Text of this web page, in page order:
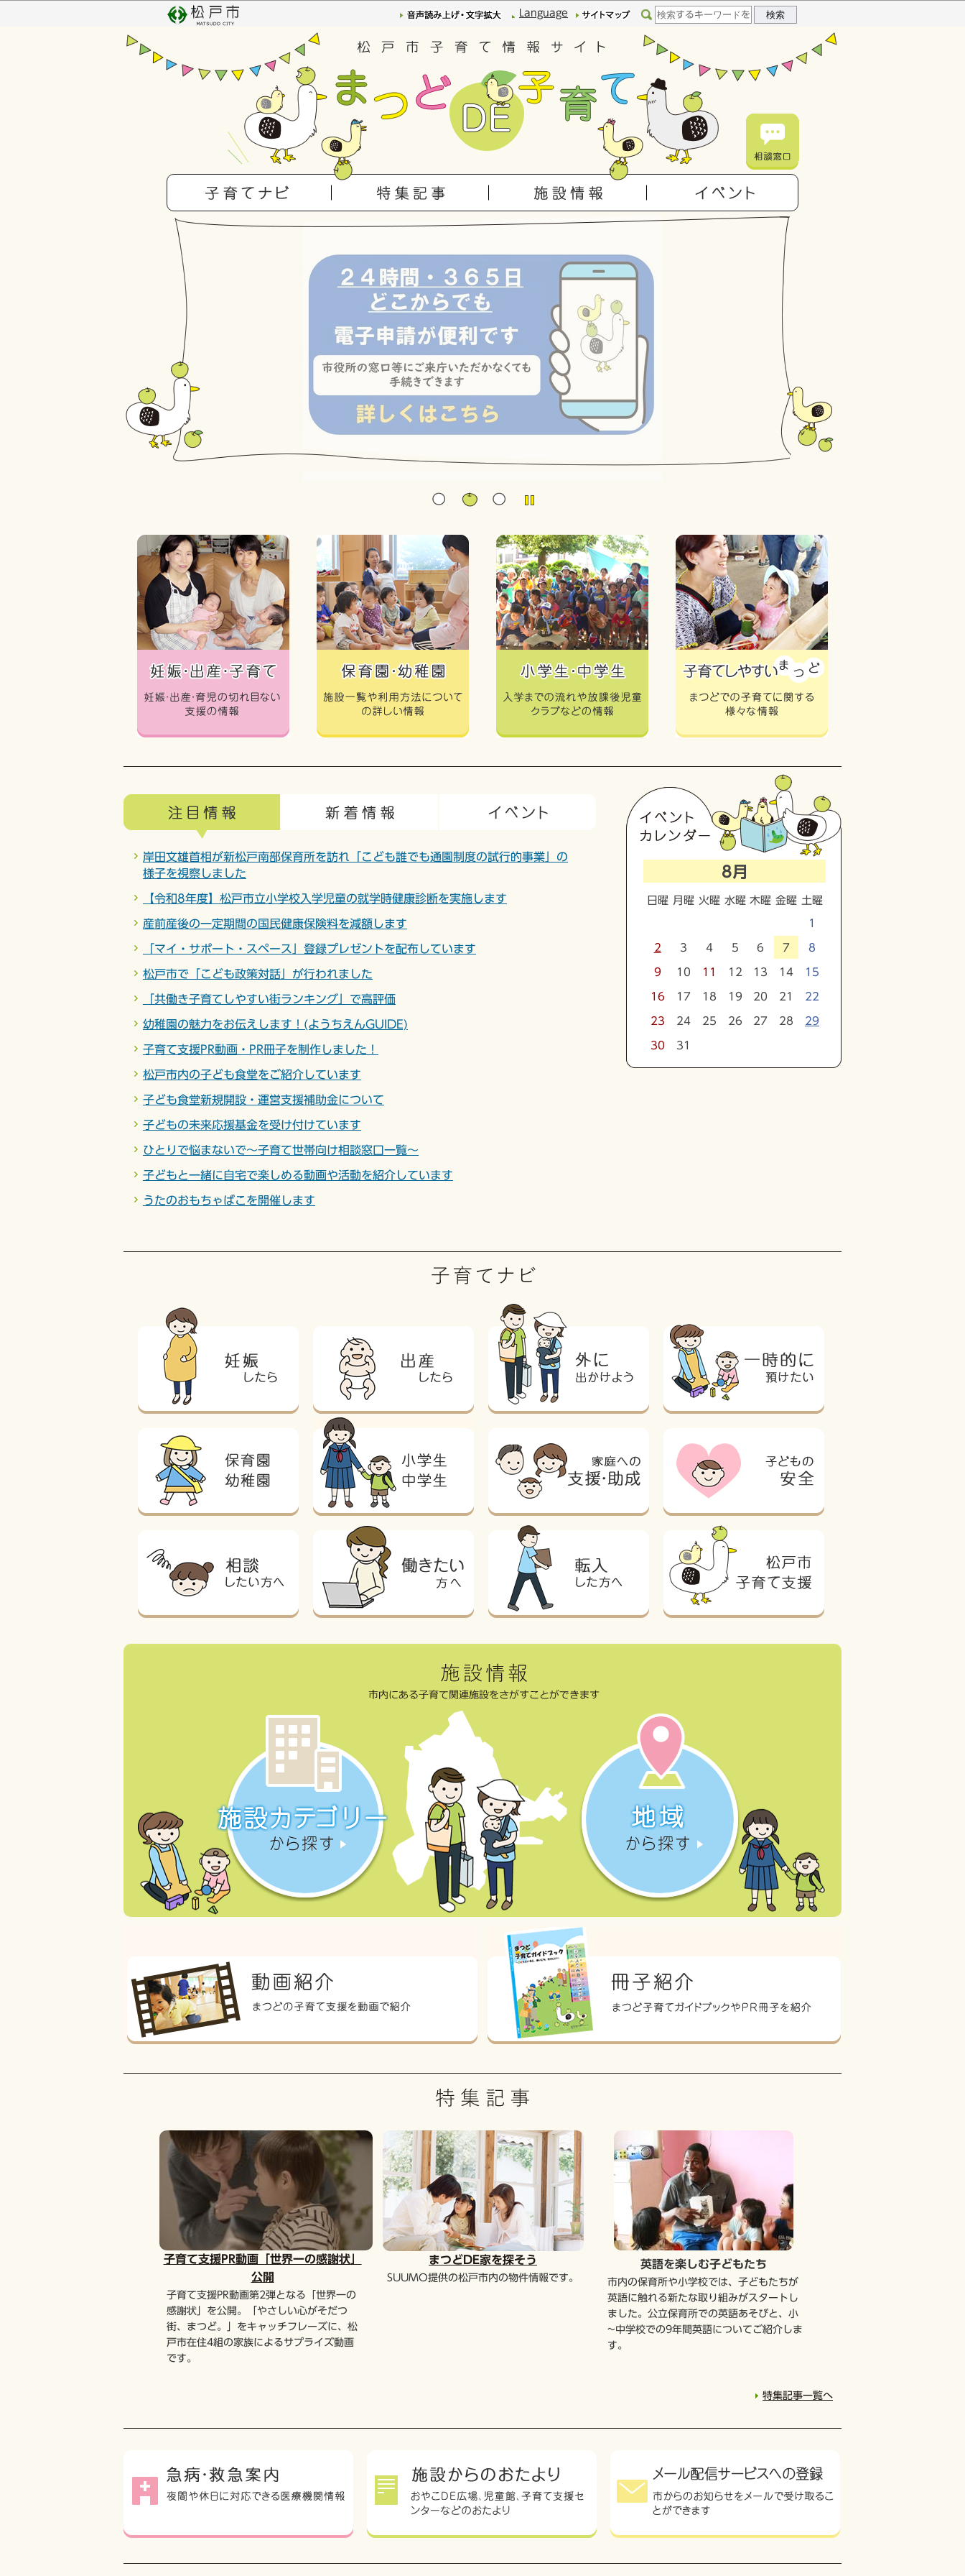
このページの本文へ移動Language
岸田文雄首相が新松戸南部保育所を訪れ「こども誰でも通園制度の試行的事業」の
様子を視察しました
【令和8年度】松戸市立小学校入学児童の就学時健康診断を実施します
産前産後の一定期間の国民健康保険料を減額します
「マイ・サポート・スペース」登録プレゼントを配布しています
松戸市で「こども政策対話」が行われました
「共働き子育てしやすい街ランキング」で高評価
幼稚園の魅力をお伝えします！(ようちえんGUIDE)
子育て支援PR動画・PR冊子を制作しました！
松戸市内の子ども食堂をご紹介しています
子ども食堂新規開設・運営支援補助金について
子どもの未来応援基金を受け付けています
ひとりで悩まないで～子育て世帯向け相談窓口一覧～
子どもと一緒に自宅で楽しめる動画や活動を紹介しています
うたのおもちゃばこを開催します
8月
日曜 月曜 火曜 水曜 木曜 金曜 土曜
1
8
9 10 11 12 13 14 15
16 17 18 19 20 21 22
23 24 25 26 27 28 29
30 31
子育て支援PR動画「世界一の感謝状」
公開
子育て支援PR動画第2弾となる「世界一の
感謝状」を公開。「やさしい心がそだつ
街、まつど。」をキャッチフレーズに、松
戸市在住4組の家族によるサプライズ動画
です。
まつどDE家を探そう
SUUMO提供の松戸市内の物件情報です。
英語を楽しむ子どもたち
市内の保育所や小学校では、子どもたちが
英語に触れる新たな取り組みがスタートし
ました。公立保育所での英語あそびと、小
~中学校での9年間英語についてご紹介しま
す。
広告 広告掲載